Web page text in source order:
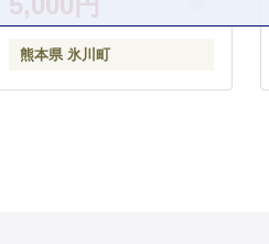
熊本県 氷川町